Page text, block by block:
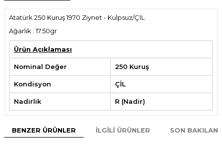
Atatürk 250 Kuruş 1970 Ziynet - Kulpsuz/ÇİL
Ağarlık : 17.50gr
Ürün Açıklaması
Nominal Değer 250 Kuruş
Kondisyon ÇİL
Nadirlik R (Nadir)
BENZER ÜRÜNLER İLGILI ÜRÜNLER SON